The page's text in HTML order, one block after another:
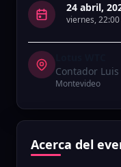
24 abril,
viernes,22:00
Contador
Montevideo
Acerca del